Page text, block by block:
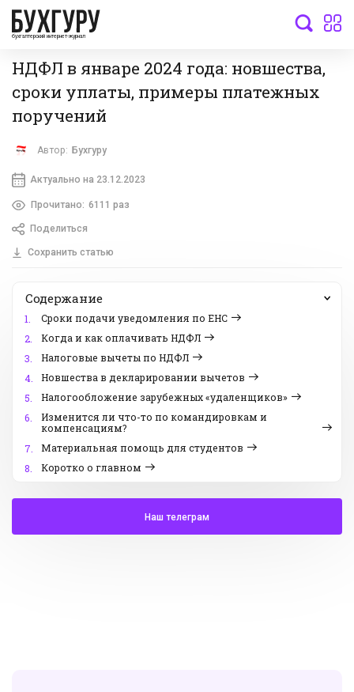
бухгалтерский интернет-журнал
НДФЛ в январе 2024 года: новшества,
сроки уплаты, примеры платежных
поручений
Автор: Бухгуру
Актуально на 23.12.2023
Прочитано: 6111 раз
Поделиться
Сохранить статью
Содержание
1.
Сроки подачи уведомления по ЕНС
2.
Когда и как оплачивать НДФЛ
3.
Налоговые вычеты по НДФЛ
4.
Новшества в декларировании вычетов
5.
Налогообложение зарубежных «удаленщиков»
6.
Изменится ли что-то по командировкам и
компенсациям?
7.
Материальная помощь для студентов
8.
Коротко о главном
Наш телеграм